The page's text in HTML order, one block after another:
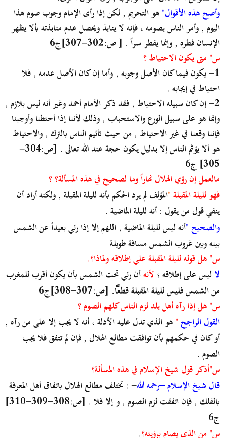
وأصح هذه الأقوال"هو التحريم , لكن إذا رأى الإمام وجوب صوم هذا
اليوم , وأمر الناس بصومه ، فإنه لا ينابذ ويحصل عدم منابذته بألا يظهر
الإنسان فطره , وإنما يفطر سراً . [ ص:302-307]ج6
س" متى يكون الاحتياط ؟
1- يكون فيما كان الأصل وجوبه , وأما إن كان الأصل عدمه , فلا
احتياط في إيجابه .
2- إن كان سبيله الاحتياط , فقد ذكر الأمام أحمد وغير أنه ليس بلازم ,
وإنما هو على سبيل الورع والاستحباب , وذلك لأننا إذا أحتطنا وأوجبنا
فإننا وقعنا في غير الاحتياط , من حيث تأثيم الناس بالترك , والاحتياط
هو ألا يؤثم الناس إلا بدليل يكون حجة عند الله تعالى . [ص:304-
305] ج6
مالعمل إن رؤي الهلال نهاراً وما لصحيح في هذه المسألة؟ ؟
فهو لليلة المقبلة"المؤلف لم يرد الحكم بأنه لليلة المقبلة , ولكنه أراد أن
ينفي قول من يقول : أنه لليلة الماضية .
والصحيح "أنه ليس لليلة الماضية , اللهم إلا إذا رئي بعيداً عن الشمس
بينه وبين غروب الشمس مسافة طويلة
س" هل قوله لليلة المقبلة علي إطلاقه ولماذا؟.
لا ليس على إطلاقه ؛ لأنهأن رئي تحت الشمس بأن يكون أقرب للمغرب
من الشمس فليس لليلة المقبلة قطعا. [ص:307-308]ج6
س" هل إذا رآه أهل بلد لزم الناس كلهم الصوم ؟
القول الراجح"هو الذي تدل عليه الأدلة ، أنه لا يجب إلا على من رآه ,
أو كان في حكمهم بأن توافقت مطالع الهلال , فإن لم تتفق فلا يجب
الصوم .
س"أذكر قول شيخ الإسلام في هذه المسألة؟
قال شيخ الإسلام –رحمه الله- : تختلف مطالع الهلال باتفاق أهل المعرفة
بالفلك , فإن اتفقت لزم الصـوم , و إلا فلا . [ص:308-309-310]
ج6
س" من الذي يصام برؤيته؟.